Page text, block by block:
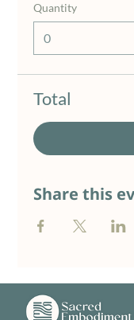
Quantity
Total
Share this